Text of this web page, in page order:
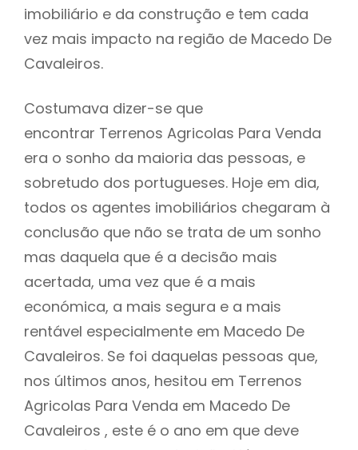
imobiliário e da construção e tem cada
vez mais impacto na região de Macedo De
Cavaleiros.
Costumava dizer-se que
encontrar Terrenos Agricolas Para Venda
era o sonho da maioria das pessoas, e
sobretudo dos portugueses. Hoje em dia,
todos os agentes imobiliários chegaram à
conclusão que não se trata de um sonho
mas daquela que é a decisão mais
acertada, uma vez que é a mais
económica, a mais segura e a mais
rentável especialmente em Macedo De
Cavaleiros. Se foi daquelas pessoas que,
nos últimos anos, hesitou em Terrenos
Agricolas Para Venda em Macedo De
Cavaleiros , este é o ano em que deve